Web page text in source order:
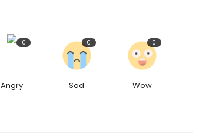
0
Angry
0
Sad
0
Wow